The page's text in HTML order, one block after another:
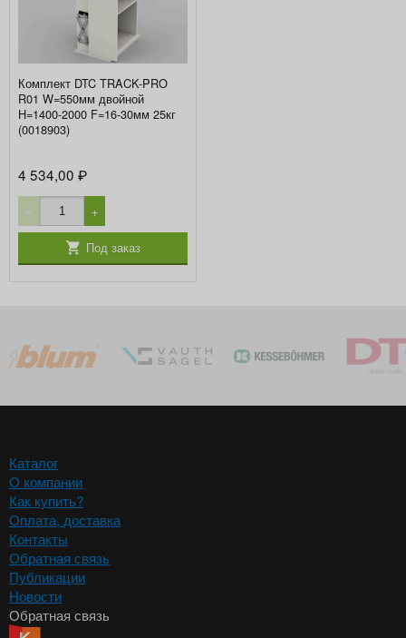
Комплект DTC TRACK-PRO
R01 W=550мм двойной
H=1400-2000 F=16-30мм 25кг
(0018903)
4 534,00₽
− +
Под заказ
Каталог
О компании
Как купить?
Оплата, доставка
Контакты
Обратная связь
Публикации
Новости
Обратная связь